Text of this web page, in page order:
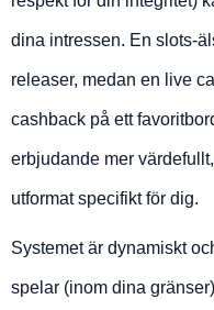
dina intressen. En slots-
releaser, medan en live
cashback på ett
erbjudande mer
utformat specifikt för dig.
Systemet är dynamiskt
spelar (inom dina